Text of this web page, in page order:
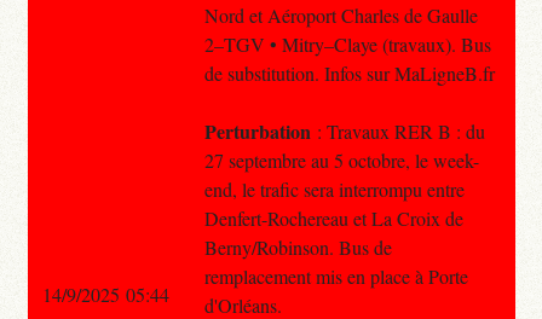
Nord et Aéroport Charles de Gaulle
2–TGV • Mitry–Claye (travaux). Bus
de substitution. Infos sur MaLigneB.fr
Perturbation : Travaux RER B : du
27 septembre au 5 octobre, le week-
end, le trafic sera interrompu entre
Denfert-Rochereau et La Croix de
Berny/Robinson. Bus de
remplacement mis en place à Porte
d'Orléans.
14/9/2025 05:44